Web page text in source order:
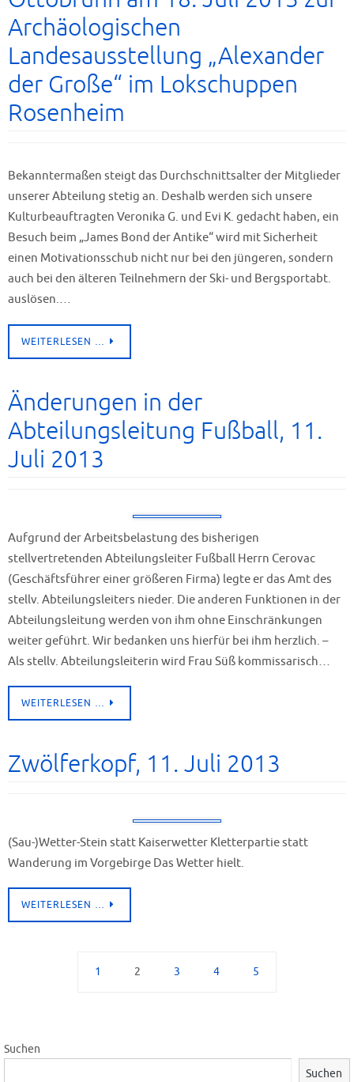
Archäologischen
Landesausstellung „Alexander
der Große“ im Lokschuppen
Rosenheim
Bekanntermaßen steigt das Durchschnittsalter der Mitglieder
unserer Abteilung stetig an. Deshalb werden sich unsere
Kulturbeauftragten Veronika G. und Evi K. gedacht haben, ein
Besuch beim „James Bond der Antike“ wird mit Sicherheit
einen Motivationsschub nicht nur bei den jüngeren, sondern
auch bei den älteren Teilnehmern der Ski- und Bergsportabt.
auslösen.…
WEITERLESEN …
Änderungen in der
Abteilungsleitung Fußball, 11.
Juli 2013
Aufgrund der Arbeitsbelastung des bisherigen
stellvertretenden Abteilungsleiter Fußball Herrn Cerovac
(Geschäftsführer einer größeren Firma) legte er das Amt des
stellv. Abteilungsleiters nieder. Die anderen Funktionen in der
Abteilungsleitung werden von ihm ohne Einschränkungen
weiter geführt. Wir bedanken uns hierfür bei ihm herzlich. –
Als stellv. Abteilungsleiterin wird Frau Süß kommissarisch…
WEITERLESEN …
Zwölferkopf, 11. Juli 2013
(Sau-)Wetter-Stein statt Kaiserwetter Kletterpartie statt
Wanderung im Vorgebirge Das Wetter hielt.
WEITERLESEN …
1 2 3 4 5
Suchen
Suchen